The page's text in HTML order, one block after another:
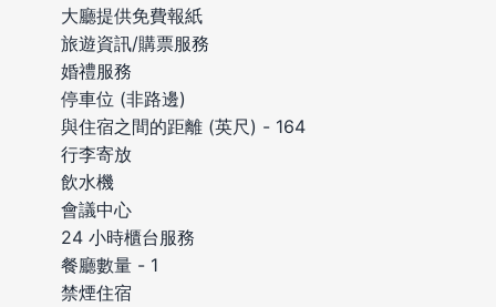
大廳提供免費報紙
旅遊資訊/購票服務
婚禮服務
停車位 (非路邊)
與住宿之間的距離 (英尺) - 164
行李寄放
飲水機
會議中心
24 小時櫃台服務
餐廳數量 - 1
禁煙住宿